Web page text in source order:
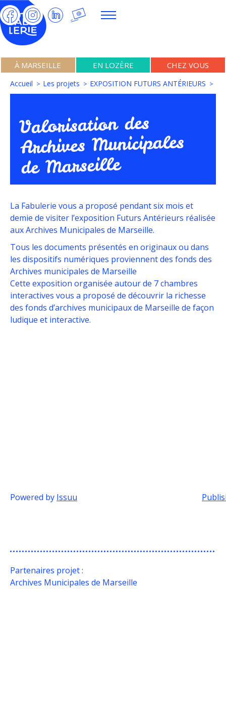
À MARSEILLE EN LOZÈRE CHEZ VOUS
Accueil Les projets EXPOSITION FUTURS ANTÉRIEURS
Valorisation des
Archives Municipales
de Marseille
La Fabulerie vous a proposé pendant six mois et
demie de visiter l’exposition Futurs Antérieurs réalisée
aux Archives Municipales de Marseille.
Tous les documents présentés en originaux ou dans
les dispositifs numériques proviennent des fonds des
Archives municipales de Marseille
Cette exposition organisée autour de 7 chambres
interactives vous a proposé de découvrir la richesse
des fonds d’archives municipaux de Marseille de façon
ludique et interactive.
Powered by Issuu
Partenaires projet :
Archives Municipales de Marseille